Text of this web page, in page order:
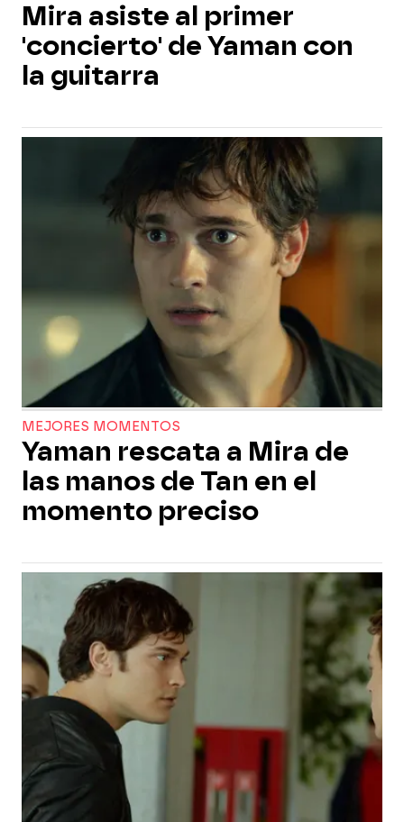
Mira asiste al primer
'concierto' de Yaman con
la guitarra
MEJORES MOMENTOS
Yaman rescata a Mira de
las manos de Tan en el
momento preciso